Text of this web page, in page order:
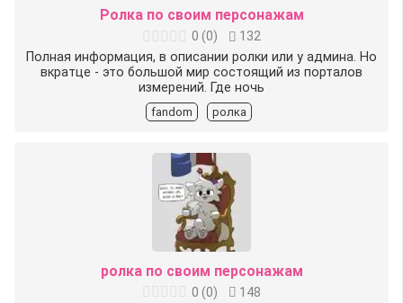
Ролка по своим персонажам
0 (0)
132
Полная информация, в описании ролки или у админа. Но
вкратце - это большой мир состоящий из порталов
измерений. Где ночь
fandom ролка
ролка по своим персонажам
0 (0)
148